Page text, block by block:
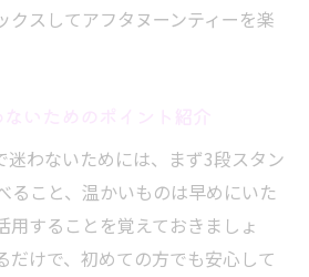
クスしてアフタヌーンティーを楽
迷わないためには、まず3段スタン
ること、温かいものは早めにいた
用することを覚えておきましょ
だけで、初めての方でも安心して